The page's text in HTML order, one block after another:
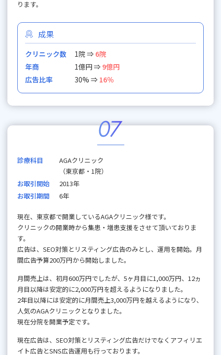
ります。
成果
クリニック数 1院 ⇒ 6院
年商
1億円 ⇒ 9億円
広告比率
30% ⇒ 16％
診療科目
AGAクリニック
（東京都・1院）
お取引開始
2013年
お取引期間
6年
現在、東京都で開業しているAGAクリニック様です。
クリニックの開業時から集患・増患支援をさせて頂いておりま
す。
広告は、SEO対策とリスティング広告のみとし、運用を開始。月
間広告予算200万円から開始しました。
月間売上は、初月600万円でしたが、5ヶ月目に1,000万円、12ヵ
月目以降は安定的に2,000万円を超えるようになりました。
2年目以降には安定的に月間売上3,000万円を越えるようになり、
人気のAGAクリニックとなりました。
現在分院を開業予定です。
現在広告は、SEO対策とリスティング広告だけでなくアフィリエ
イト広告とSNS広告運用も行っております。